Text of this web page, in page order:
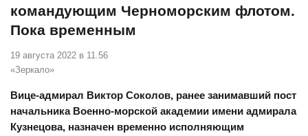
командующим Черноморским флотом.
Пока временным
19 августа 2022 в 11.56
«Зеркало»
Вице-адмирал Виктор Соколов, ранее занимавший пост
начальника Военно-морской академии имени адмирала
Кузнецова, назначен временно исполняющим